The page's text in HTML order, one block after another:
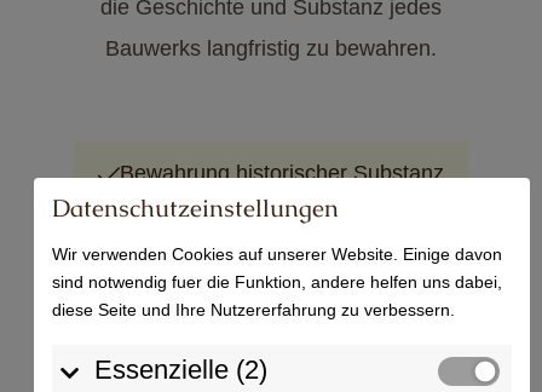
Datenschutzeinstellungen
Wir verwenden Cookies auf unserer Website. Einige davon
sind notwendig fuer die Funktion, andere helfen uns dabei,
diese Seite und Ihre Nutzererfahrung zu verbessern.
Essenzielle (2)
die Geschichte und Substanz jedes
Bauwerks langfristig zu bewahren.
Bewahrung historischer Substanz
Materialtreu mit Buntsandstein